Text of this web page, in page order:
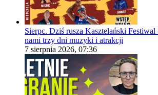
Sierpc. Dziś rusza Kasztelański Festiwal
nami trzy dni muzyki i atrakcji
7 sierpnia 2026, 07:36